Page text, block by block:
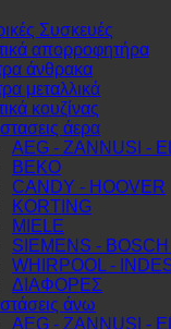
Συσκευές
απορροφητήρα
άνθρακα
μεταλλικά
κουζίνας
άερα
AEG - ZANNUSI -
BEKO
CANDY - HOOVER
KORTING
MIELE
SIEMENS -
WHIRPOOL -
ΔΙΑΦΟΡΕΣ
άνω
AEG - ZANNUSI -